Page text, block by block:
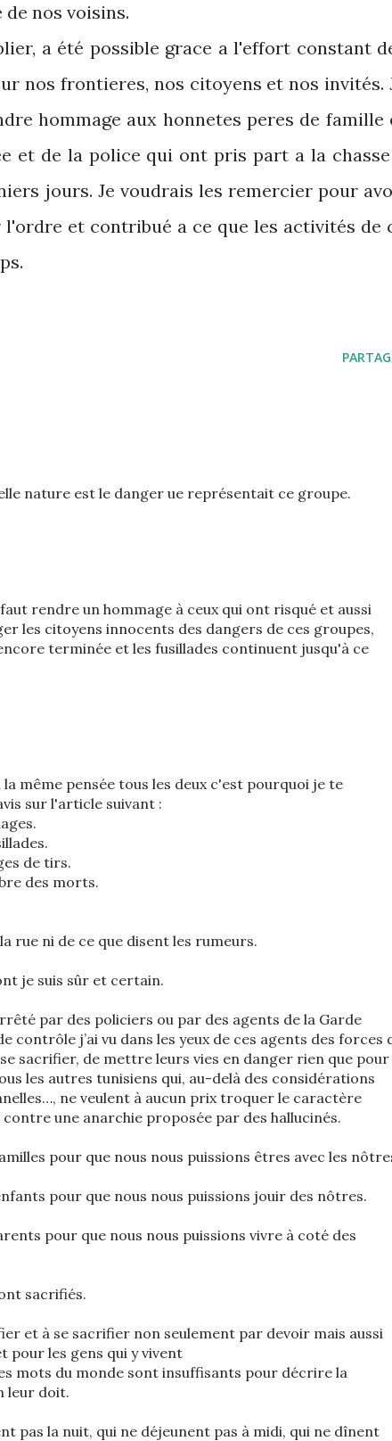
nos voisins.
a été possible grace a l'effort constant
nos frontieres, nos citoyens et nos invités.
hommage aux honnetes peres de famille
et de la police qui ont pris part a la
jours. Je voudrais les remercier pour
et contribué a ce que les activités de
nature est le danger ue représentait ce groupe.
rendre un hommage à ceux qui ont risqué et aussi
les citoyens innocents des dangers de ces groupes,
terminée et les fusillades continuent jusqu'à ce
même pensée tous les deux c'est pourquoi je te
sur l'article suivant :
de tirs.
des morts.
rue ni de ce que disent les rumeurs.
je suis sûr et certain.
par des policiers ou par des agents de la Garde
contrôle j’ai vu dans les yeux de ces agents des forces
sacrifier, de mettre leurs vies en danger rien que pour
les autres tunisiens qui, au-delà des considérations
ne veulent à aucun prix troquer le caractère
contre une anarchie proposée par des hallucinés.
pour que nous nous puissions êtres avec les
pour que nous nous puissions jouir des nôtres.
pour que nous nous puissions vivre à coté des
sacrifiés.
et à se sacrifier non seulement par devoir mais aussi
les gens qui y vivent
mots du monde sont insuffisants pour décrire la
leur doit.
pas la nuit, qui ne déjeunent pas à midi, qui ne dînent